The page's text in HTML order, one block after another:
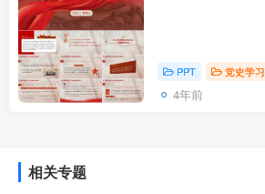
PPT 党史学习
4年前
相关专题